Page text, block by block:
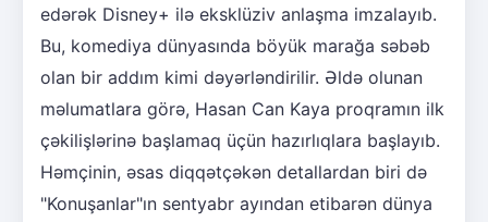
edərək Disney+ ilə eksklüziv anlaşma imzalayıb.
Bu, komediya dünyasında böyük marağa səbəb
olan bir addım kimi dəyərləndirilir. Əldə olunan
məlumatlara görə, Hasan Can Kaya proqramın ilk
çəkilişlərinə başlamaq üçün hazırlıqlara başlayıb.
Həmçinin, əsas diqqətçəkən detallardan biri də
"Konuşanlar"ın sentyabr ayından etibarən dünya